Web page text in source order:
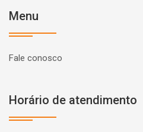
Menu
Fale conosco
Horário de atendimento